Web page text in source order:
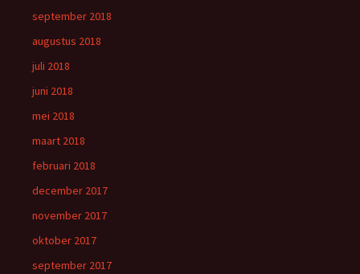
september 2018
augustus 2018
juli 2018
juni 2018
mei 2018
maart 2018
februari 2018
december 2017
november 2017
oktober 2017
september 2017